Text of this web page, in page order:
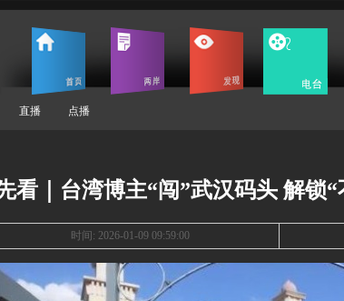
直播 点播
看｜台湾博主“闯”武汉码头 解锁
时间: 2026-01-09 09:59:00